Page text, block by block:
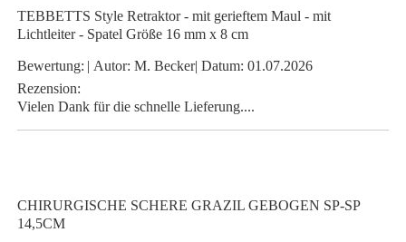
TEBBETTS Style Retraktor - mit gerieftem Maul - mit
Lichtleiter - Spatel Größe 16 mm x 8 cm
Bewertung: | Autor: M. Becker| Datum: 01.07.2026
Rezension:
Vielen Dank für die schnelle Lieferung....
CHIRURGISCHE SCHERE GRAZIL GEBOGEN SP-SP
14,5CM